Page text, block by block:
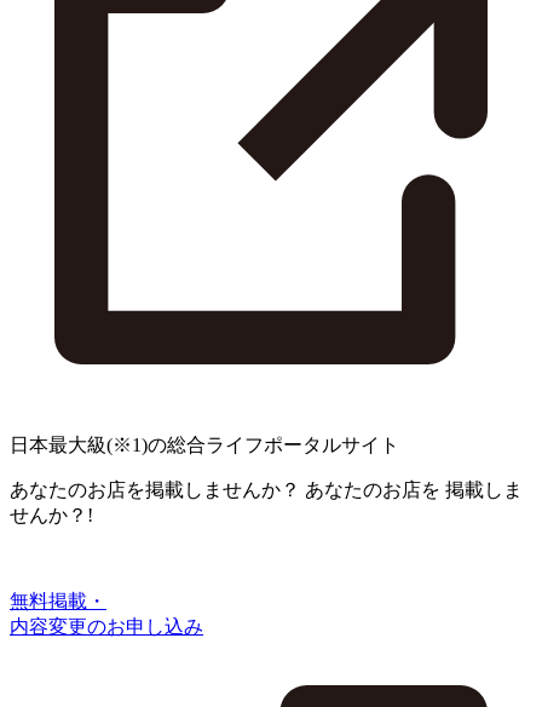
日本最大級(※1)の総合ライフポータルサイト
あなたのお店を掲載しませんか？ あなたのお店を 掲載しま
せんか？!
無料掲載・
内容変更のお申し込み